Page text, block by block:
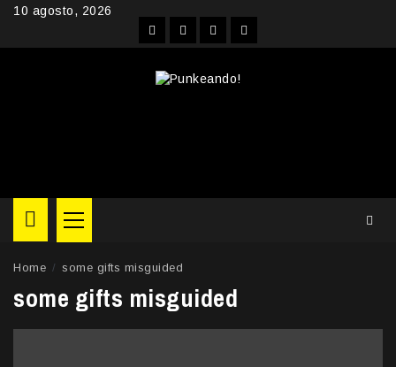
Skip10 agosto, 2026
FacebookInstagram
YouTubeTwitter
Primary
Menu
Home some gifts misguided
some gifts misguided